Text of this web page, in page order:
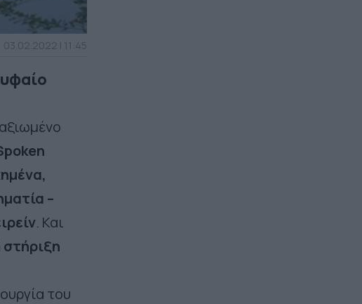
03.02.2022 | 11:45
–
. Και
στήριξη
του